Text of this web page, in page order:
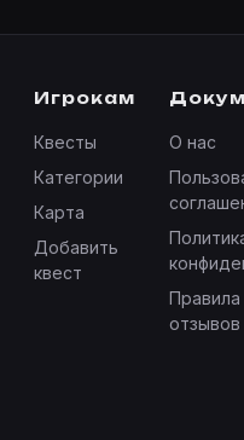
Игрокам
Квесты
Категории
Карта
Добавить
квест
О нас
отзывов